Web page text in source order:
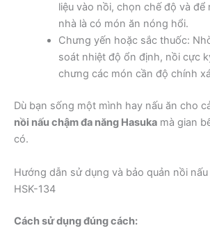
liệu vào nồi, chọn chế độ và để
nhà là có món ăn nóng hổi.
Chưng yến hoặc sắc thuốc:
soát nhiệt độ ổn định, nồi cực
chưng các món cần độ chính
Dù bạn sống một mình hay nấu ăn cho
nồi nấu chậm đa năng Hasuka mà gian
có.
Hướng dẫn sử dụng và bảo quản nồi
HSK-134
Cách sử dụng đúng cách: